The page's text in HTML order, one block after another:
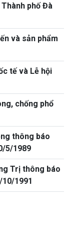
phố Đà
và sản phẩm
tế và Lễ hội
chống phổ
thông báo
5/1989
Trị thông báo
1991